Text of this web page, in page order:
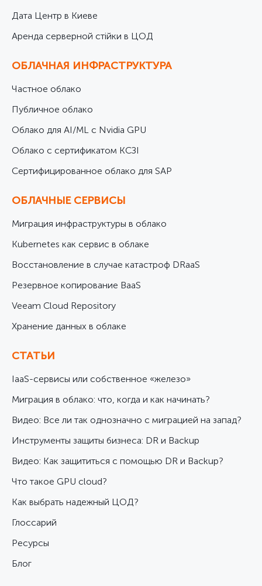
Дата Центр в Киеве
Аренда серверной стійки в ЦОД
ОБЛАЧНАЯ ИНФРАСТРУКТУРА
Частное облако
Публичное облако
Облако для AI/ML с Nvidia GPU
Облако с сертификатом КСЗІ
Cертифицированное облако для SAP
ОБЛАЧНЫЕ СЕРВИСЫ
Миграция инфраструктуры в облако
Kubernetes как сервис в облаке
Восстановление в случае катастроф DRaaS
Резервное копирование BaaS
Veeam Cloud Repository
Хранение данных в облаке
СТАТЬИ
IaaS-сервисы или собственное «железо»
Миграция в облако: что, когда и как начинать?
Видео: Все ли так однозначно с миграцией на запад?
Инструменты защиты бизнеса: DR и Backup
Видео: Как защититься с помощью DR и Backup?
Что такое GPU cloud?
Как выбрать надежный ЦОД?
Глоссарий
Ресурсы
Блог